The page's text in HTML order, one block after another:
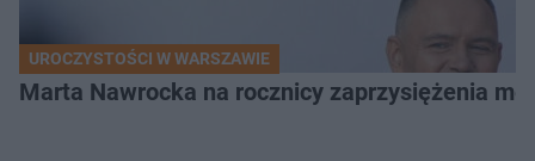
UROCZYSTOŚCI W WARSZAWIE
Marta Nawrocka na rocznicy zaprzysiężenia